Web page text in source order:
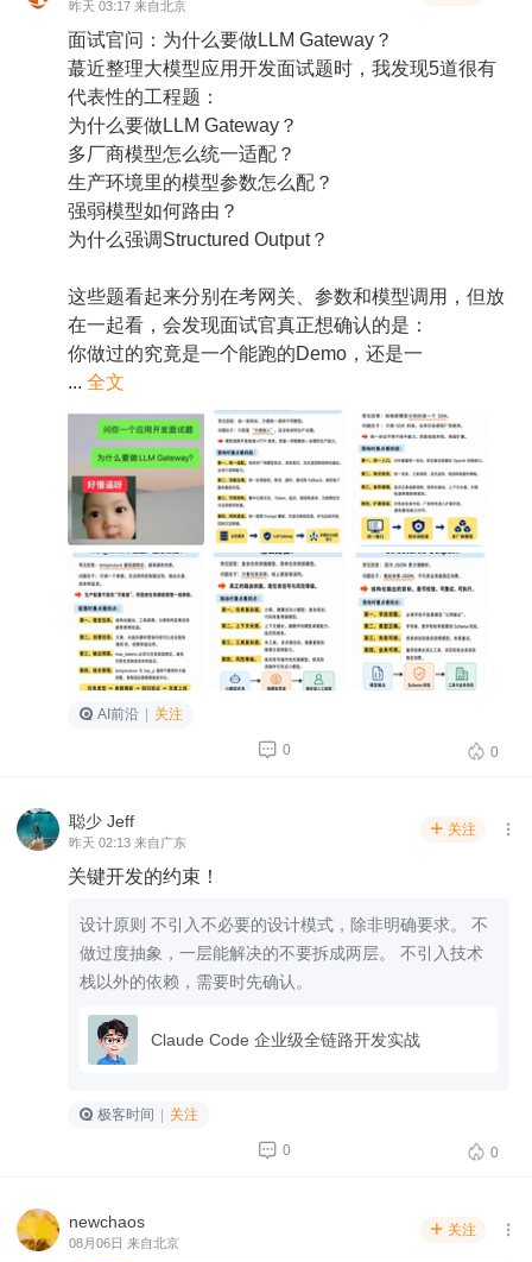
昨天 03:17 来自北京
面试官问：为什么要做LLM Gateway？
蕞近整理大模型应用开发面试题时，我发现5道很有
代表性的工程题：
为什么要做LLM Gateway？
多厂商模型怎么统一适配？
生产环境里的模型参数怎么配？
强弱模型如何路由？
为什么强调Structured Output？
这些题看起来分别在考网关、参数和模型调用，但放
在一起看，会发现面试官真正想确认的是：
你做过的究竟是一个能跑的Demo，还是一
... 全文
 AI前沿 | 关注
 0 0
聪少 Jeff
昨天 02:13 来自广东
 关注 
关键开发的约束！
设计原则 不引入不必要的设计模式，除非明确要求。 不
做过度抽象，一层能解决的不要拆成两层。 不引入技术
栈以外的依赖，需要时先确认。
Claude Code 企业级全链路开发实战
 极客时间 | 关注
 0 0
newchaos
08月06日 来自北京
 关注 